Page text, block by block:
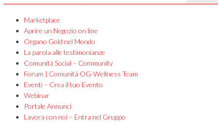
Marketplace
Aprire un Negozio on line
Organo Gold nel Mondo
La parola alle testimonianze
Comunità Social – Community
Forum | Comunità OG-Wellness Team
Eventi – Crea il tuo Evento
Webinar
Portale Annunci
Lavora con noi – Entra nel Gruppo